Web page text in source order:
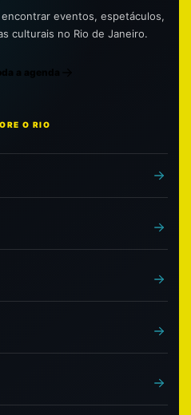
eventos, espetáculos,
culturais no Rio de Janeiro.
a agenda
O RIO